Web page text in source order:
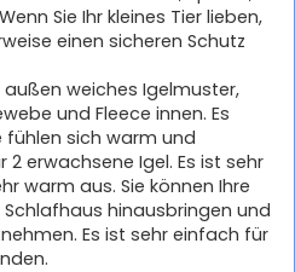
Sie Ihr kleines Tier lieben,
einen sicheren Schutz
weiches Igelmuster,
und Fleece innen. Es
fühlen sich warm und
2 erwachsene Igel. Es ist sehr
warm aus. Sie können Ihre
hinausbringen und
Es ist sehr einfach für